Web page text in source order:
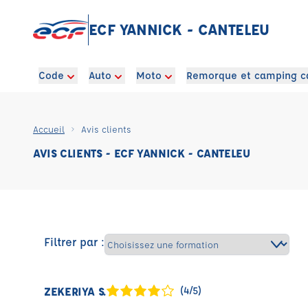
ECF YANNICK - CANTELEU
Code Auto Moto Remorque et camping
Accueil Avis clients
AVIS CLIENTS - ECF YANNICK - CANTELEU
Filtrer par :
ZEKERIYA S. (4/5)